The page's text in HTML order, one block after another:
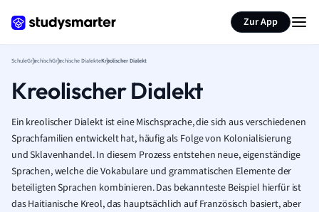
Zur App
SchuleGriechischGriechische DialekteKreolischer Dialekt
Kreolischer Dialekt
Ein kreolischer Dialekt ist eine Mischsprache, die sich aus verschiedenen
Sprachfamilien entwickelt hat, häufig als Folge von Kolonialisierung
und Sklavenhandel. In diesem Prozess entstehen neue, eigenständige
Sprachen, welche die Vokabulare und grammatischen Elemente der
beteiligten Sprachen kombinieren. Das bekannteste Beispiel hierfür ist
das Haitianische Kreol, das hauptsächlich auf Französisch basiert, aber
Seite zusammenfassen